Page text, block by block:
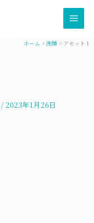
ホーム 洗顔 アセット 1
/ 2023年1月26日